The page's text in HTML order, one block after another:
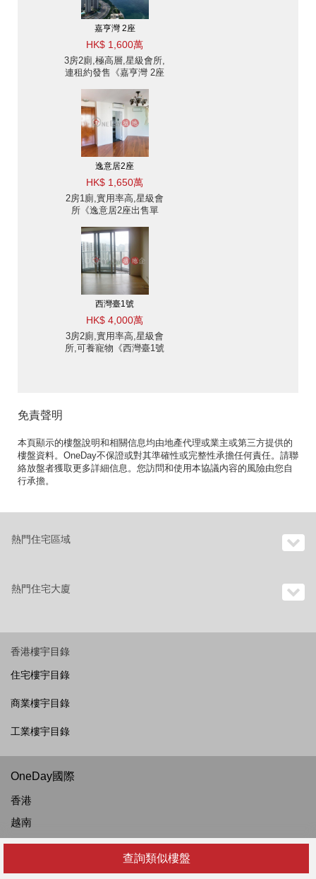
查詢類似樓盤
嘉亨灣 2座
HK$ 1,600萬
3房2廁,極高層,星級會所,
連租約發售《嘉亨灣 2座
逸意居2座
HK$ 1,650萬
2房1廁,實用率高,星級會
所《逸意居2座出售單
西灣臺1號
HK$ 4,000萬
3房2廁,實用率高,星級會
所,可養寵物《西灣臺1號
免責聲明
本頁顯示的樓盤說明和相關信息均由地產代理或業主或第三方提供的
樓盤資料。OneDay不保證或對其準確性或完整性承擔任何責任。請聯
絡放盤者獲取更多詳細信息。您訪問和使用本協議內容的風險由您自
行承擔。
熱門住宅區域
熱門住宅大廈
香港樓宇目錄
住宅樓宇目錄
商業樓宇目錄
工業樓宇目錄
OneDay國際
香港
越南
菲律賓